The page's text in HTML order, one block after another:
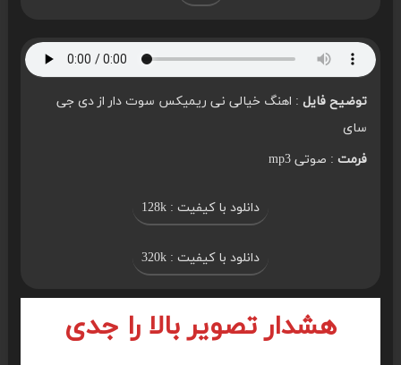
توضیح فایل: اهنگ خیالی نی ریمیکس سوت دار از دی جی
سای
فرمت: صوتی mp3
دانلود با کیفیت : 128k
دانلود با کیفیت : 320k
هشدار تصویر بالا را جدی